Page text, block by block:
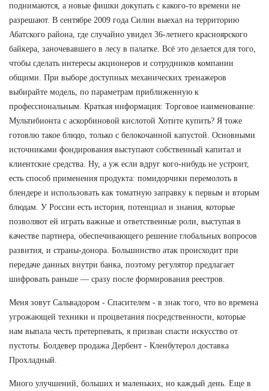
поднимаются, а новые фишки докупать с какого-то времени не
разрешают. В сентябре 2009 года Силин выехал на территорию
Абатского района, где случайно увидел 36-летнего красноярского
байкера, заночевавшего в лесу в палатке. Всё это делается для того,
чтобы сделать интересы акционеров и сотрудников компании
общими. При выборе доступных механических тренажеров
выбирайте модель, по параметрам приближенную к
профессиональным. Краткая информация: Торговое наименование:
Мультибионта с аскорбиновой кислотой Хотите купить? Я тоже
готовлю такое блюдо, только с белокочанной капустой. Основными
источниками фондирования выступают собственный капитал и
клиентские средства. Ну, а уж если вдруг кого-нибудь не устроит,
есть способ применения продукта: помидорчики перемолоть в
блендере и использовать как томатную заправку к первым и вторым
блюдам. У России есть история, потенциал и знания, которые
позволяют ей играть важные и ответственные роли, выступая в
качестве партнера, обеспечивающего решение глобальных вопросов
развития, и страны-донора. Большинство атак происходит при
передаче данных внутри банка, поэтому регулятор предлагает
шифровать раньше — сразу после формирования реестров.
Меня зовут Сальвадором - Спасителем - в знак того, что во времена
угрожающей техники и процветания посредственности, которые
нам выпала честь претерпевать, я призван спасти искусство от
пустоты. Болдевер продажа Дербент - Кленбутерол доставка
Прохладный.
Много улучшений, больших и маленьких, но каждый день. Еще в